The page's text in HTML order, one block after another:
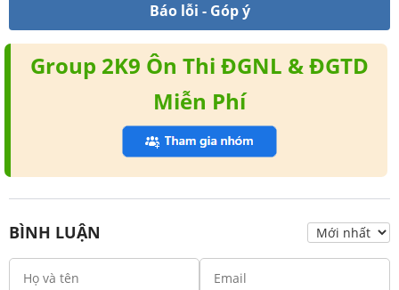
Báo lỗi - Góp ý
Group 2K9 Ôn Thi ĐGNL & ĐGTD
Miễn Phí
BÌNH LUẬN